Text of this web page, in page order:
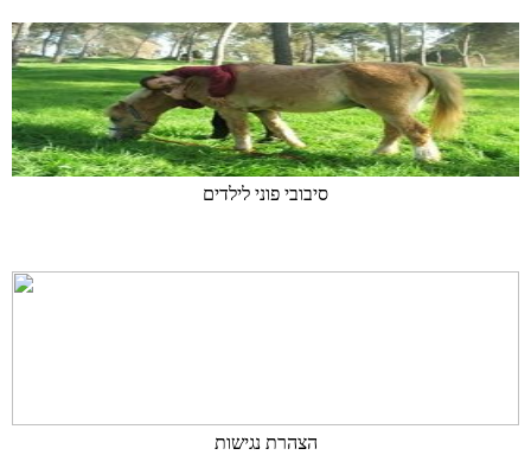
סיבובי פוני לילדים
הצהרת נגישות